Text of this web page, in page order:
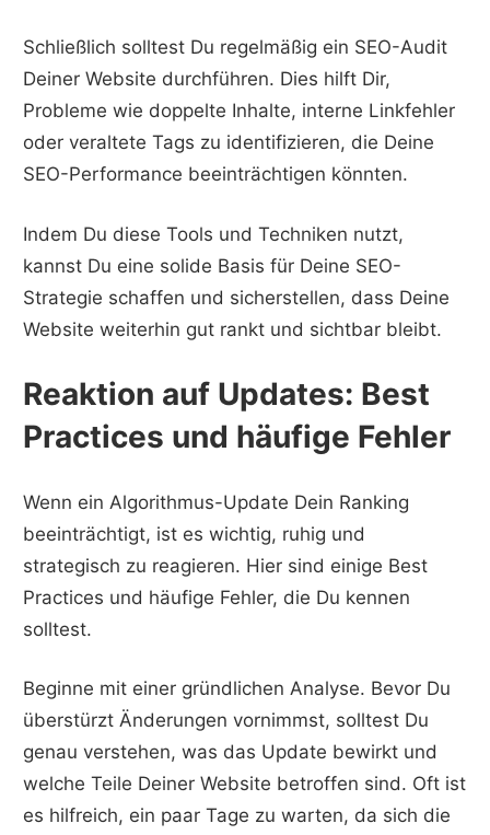
Schließlich solltest Du regelmäßig ein SEO-Audit
Deiner Website durchführen. Dies hilft Dir,
Probleme wie doppelte Inhalte, interne Linkfehler
oder veraltete Tags zu identifizieren, die Deine
SEO-Performance beeinträchtigen könnten.
Indem Du diese Tools und Techniken nutzt,
kannst Du eine solide Basis für Deine SEO-
Strategie schaffen und sicherstellen, dass Deine
Website weiterhin gut rankt und sichtbar bleibt.
Reaktion auf Updates: Best
Practices und häufige Fehler
Wenn ein Algorithmus-Update Dein Ranking
beeinträchtigt, ist es wichtig, ruhig und
strategisch zu reagieren. Hier sind einige Best
Practices und häufige Fehler, die Du kennen
solltest.
Beginne mit einer gründlichen Analyse. Bevor Du
überstürzt Änderungen vornimmst, solltest Du
genau verstehen, was das Update bewirkt und
welche Teile Deiner Website betroffen sind. Oft ist
es hilfreich, ein paar Tage zu warten, da sich die